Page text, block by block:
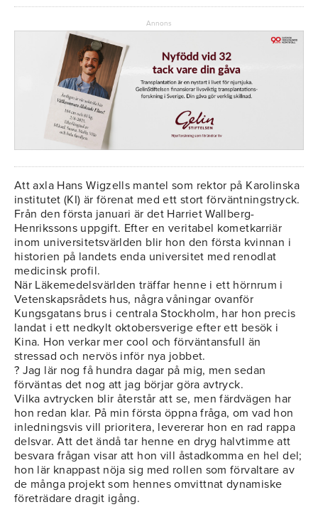
Annons
Att axla Hans Wigzells mantel som rektor på Karolinska
institutet (KI) är förenat med ett stort förväntningstryck.
Från den första januari är det Harriet Wallberg-
Henrikssons uppgift. Efter en veritabel kometkarriär
inom universitetsvärlden blir hon den första kvinnan i
historien på landets enda universitet med renodlat
medicinsk profil.
När Läkemedelsvärlden träffar henne i ett hörnrum i
Vetenskapsrådets hus, några våningar ovanför
Kungsgatans brus i centrala Stockholm, har hon precis
landat i ett nedkylt oktobersverige efter ett besök i
Kina. Hon verkar mer cool och förväntansfull än
stressad och nervös inför nya jobbet.
? Jag lär nog få hundra dagar på mig, men sedan
förväntas det nog att jag börjar göra avtryck.
Vilka avtrycken blir återstår att se, men färdvägen har
hon redan klar. På min första öppna fråga, om vad hon
inledningsvis vill prioritera, levererar hon en rad rappa
delsvar. Att det ändå tar henne en dryg halvtimme att
besvara frågan visar att hon vill åstadkomma en hel del;
hon lär knappast nöja sig med rollen som förvaltare av
de många projekt som hennes omvittnat dynamiske
företrädare dragit igång.